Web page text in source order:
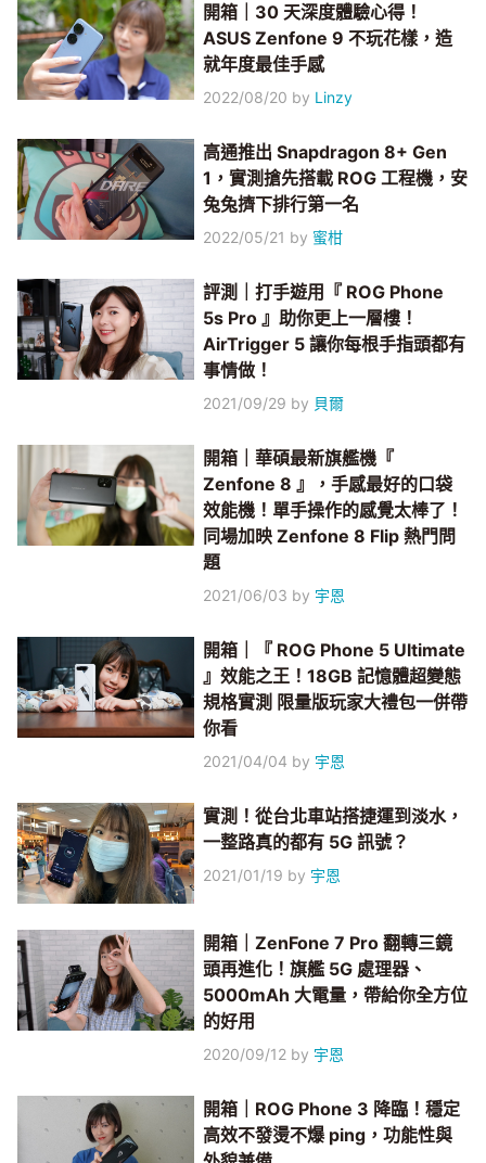
開箱｜30 天深度體驗心得！
ASUS Zenfone 9 不玩花樣，造
就年度最佳手感
2022/08/20 by Linzy
高通推出 Snapdragon 8+ Gen
1，實測搶先搭載 ROG 工程機，安
兔兔擠下排行第一名
2022/05/21 by 蜜柑
評測｜打手遊用『 ROG Phone
5s Pro 』助你更上一層樓！
AirTrigger 5 讓你每根手指頭都有
事情做！
2021/09/29 by 貝爾
開箱｜華碩最新旗艦機『
Zenfone 8 』，手感最好的口袋
效能機！單手操作的感覺太棒了！
同場加映 Zenfone 8 Flip 熱門問
題
2021/06/03 by 宇恩
開箱｜『 ROG Phone 5 Ultimate
』效能之王！18GB 記憶體超變態
規格實測 限量版玩家大禮包一併帶
你看
2021/04/04 by 宇恩
實測！從台北車站搭捷運到淡水，
一整路真的都有 5G 訊號？
2021/01/19 by 宇恩
開箱｜ZenFone 7 Pro 翻轉三鏡
頭再進化！旗艦 5G 處理器、
5000mAh 大電量，帶給你全方位
的好用
2020/09/12 by 宇恩
開箱｜ROG Phone 3 降臨！穩定
高效不發燙不爆 ping，功能性與